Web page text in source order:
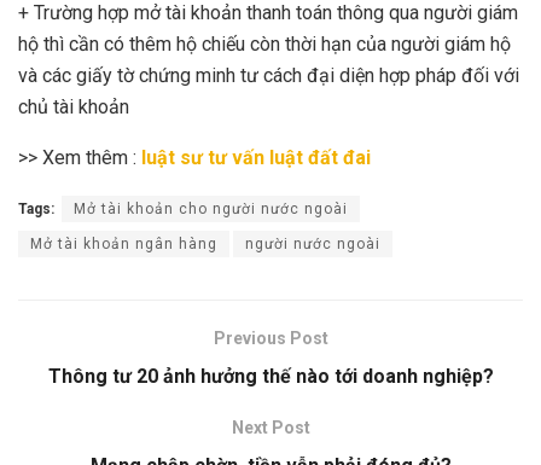
+ Trường hợp mở tài khoản thanh toán thông qua người giám
hộ thì cần có thêm hộ chiếu còn thời hạn của người giám hộ
và các giấy tờ chứng minh tư cách đại diện hợp pháp đối với
chủ tài khoản
>> Xem thêm : luật sư tư vấn luật đất đai
Tags: Mở tài khoản cho người nước ngoài
Mở tài khoản ngân hàng người nước ngoài
Previous Post
Thông tư 20 ảnh hưởng thế nào tới doanh nghiệp?
Next Post